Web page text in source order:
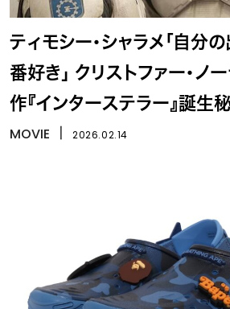
ティモシー・シャラメ「自分
番好き」 クリストファー・ノ
作『インターステラー』誕生
MOVIE 2026.02.14